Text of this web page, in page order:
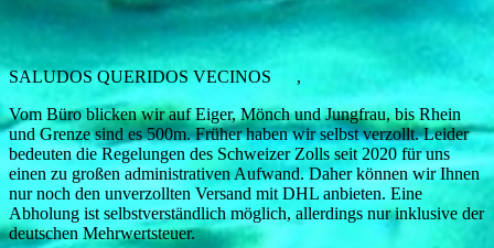
SALUDOS QUERIDOS VECINOS
,
Vom Büro blicken wir auf Eiger, Mönch und Jungfrau, bis Rhein
und Grenze sind es 500m. Früher haben wir selbst verzollt. Leider
bedeuten die Regelungen des Schweizer Zolls seit 2020 für uns
einen zu großen administrativen Aufwand. Daher können wir Ihnen
nur noch den unverzollten Versand mit DHL anbieten. Eine
Abholung ist selbstverständlich möglich, allerdings nur inklusive der
deutschen Mehrwertsteuer.